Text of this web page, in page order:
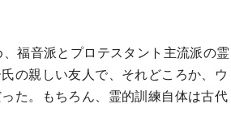
福音派とプロテスタント主流派の霊
の親しい友人で、それどころか、ウ
た。もちろん、霊的訓練自体は古代